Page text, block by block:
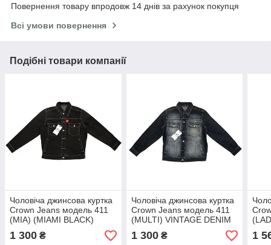
Повернення товару впродовж 14 днів за рахунок покупця
Всі умови повернення
Подібні товари компанії
Чоловіча джинсова куртка
Crown Jeans модель 411
(MIA) (MIAMI BLACK)
VINTAGE DENIM
COLLECTION
1 300 ₴
Чоловіча джинсова куртка
Crown Jeans модель 411
(MULTI) VINTAGE DENIM
COLLECTION
1 300₴ 1